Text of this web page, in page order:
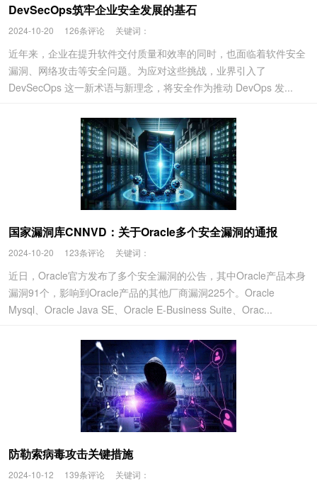
DevSecOps筑牢企业安全发展的基石
2024-10-20 126条评论 关键词：
近年来，企业在提升软件交付质量和效率的同时，也面临着软件安全
漏洞、网络攻击等安全问题。为应对这些挑战，业界引入了
DevSecOps 这一新术语与新理念，将安全作为推动 DevOps 发...
国家漏洞库CNNVD：关于Oracle多个安全漏洞的通报
2024-10-20 123条评论 关键词：
近日，Oracle官方发布了多个安全漏洞的公告，其中Oracle产品本身
漏洞91个，影响到Oracle产品的其他厂商漏洞225个。Oracle
Mysql、Oracle Java SE、Oracle E-Business Suite、Orac...
防勒索病毒攻击关键措施
2024-10-12 139条评论 关键词：